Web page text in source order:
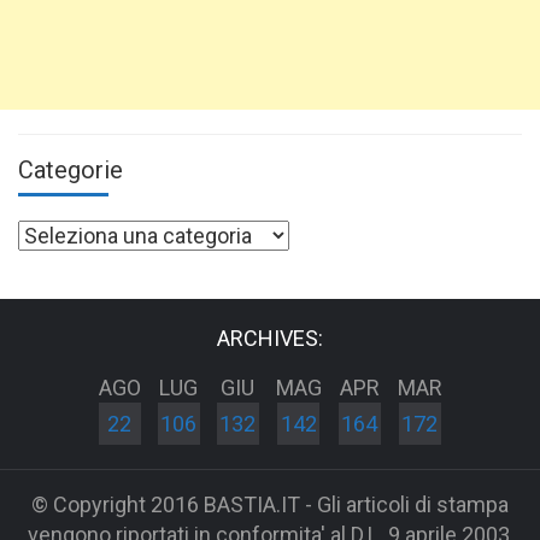
Categorie
Categorie
ARCHIVES:
AGO
22
LUG
106
GIU
132
MAG
142
APR
164
MAR
172
© Copyright 2016 BASTIA.IT - Gli articoli di stampa
vengono riportati in conformita' al D.L. 9 aprile 2003,